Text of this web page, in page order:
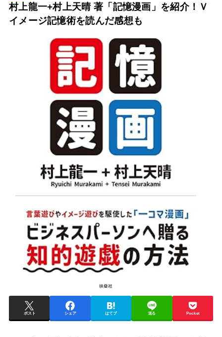
村上龍一+村上天晴 著「記憶漫画」を紹介！Ｖ
イメージ記憶術を読んだ感想も
ポスト シェア はてブ 送る Pocket